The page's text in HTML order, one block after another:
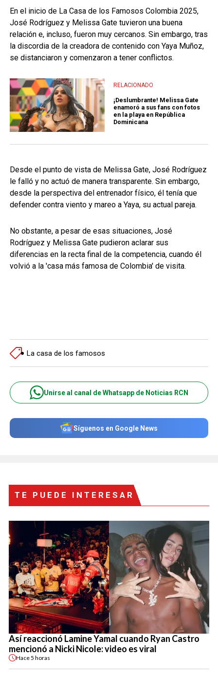
En el inicio de La Casa de los Famosos Colombia 2025,
José Rodríguez y Melissa Gate tuvieron una buena
relación e, incluso, fueron muy cercanos. Sin embargo, tras
la discordia de la creadora de contenido con Yaya Muñoz,
se distanciaron y comenzaron a tener conflictos.
RELACIONADO
¡Deslumbrante! Melissa Gate
enamoró a sus fans con fotos
en la playa en República
Dominicana
Desde el punto de vista de Melissa Gate, José Rodríguez
le falló y no actuó de manera transparente. Sin embargo,
desde la perspectiva del entrenador físico, él tenía que
defender contra viento y mareo a Yaya, su actual pareja.
No obstante, a pesar de esas situaciones, José
Rodríguez y Melissa Gate pudieron aclarar sus
diferencias en la recta final de la competencia, cuando él
volvió a la 'casa más famosa de Colombia' de visita.
La casa de los famosos
Unirse al canal de Whatsapp de Noticias RCN
Síguenos en Google News
TE PUEDE INTERESAR
Así reaccionó Lamine Yamal cuando Ryan Castro
mencionó a Nicki Nicole: video es viral
Hace5 horas